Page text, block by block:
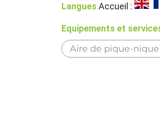
Langues Accueil :
Equipements et
Aire de pique-nique